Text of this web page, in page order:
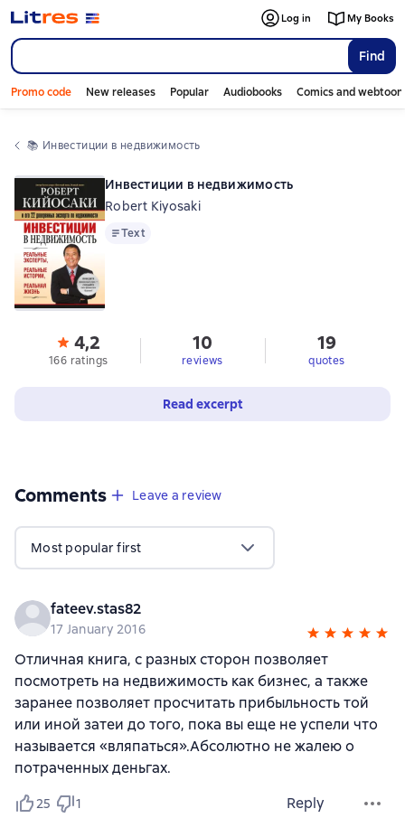
Find
Log in My Books
Promo code New releases Popular Audiobooks Comics and
📚 Инвестиции в недвижимость
Comments 10 reviews
Leave a review
Most popular first
fateev.stas82
17 January 2016
Отличная книга, с разных сторон позволяет
посмотреть на недвижимость как бизнес, а также
заранее позволяет просчитать прибыльность той
или иной затеи до того, пока вы еще не успели что
называется «вляпаться».Абсолютно не жалею о
потраченных деньгах.
25 1 Reply
Инвестиции в недвижимость
Robert Kiyosaki
TextText
4,2
166 ratings
10
reviews
19
quotes
Read excerpt